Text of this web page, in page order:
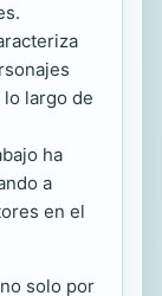
largo de
ha
a
en el
solo por